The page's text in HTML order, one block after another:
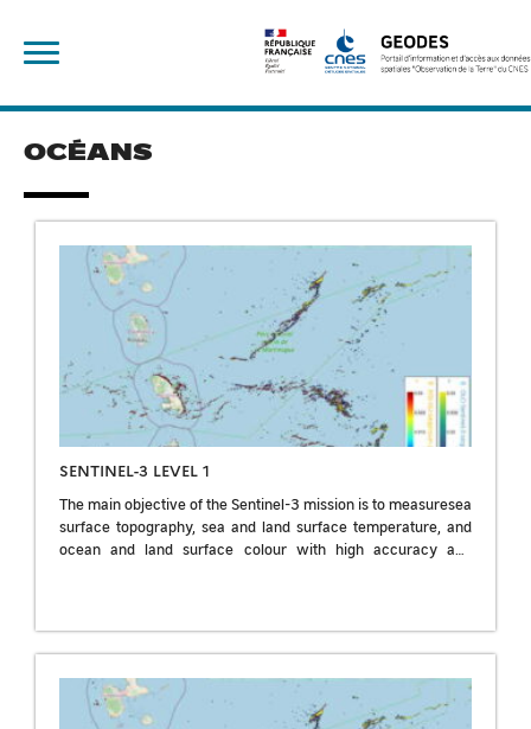
content
OCÉANS
SENTINEL-3 LEVEL 1
The main objective of the Sentinel-3 mission is to measuresea
surface topography, sea and land surface temperature, and
ocean and land surface colour with high accuracy and